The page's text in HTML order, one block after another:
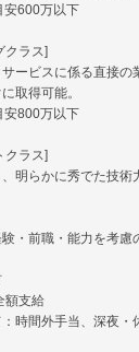
安600万以下
クラス]
ービスに係る直接
取得可能。
安800万以下
クラス]
明らかに秀でた技術
・前職・能力を考
額支給
時間外手当、深夜